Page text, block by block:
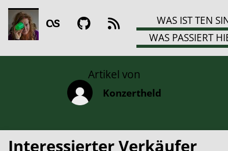
WAS IST TEN
WAS PASSIERT
Artikel von
Konzertheld
Interessierter Verkäufer